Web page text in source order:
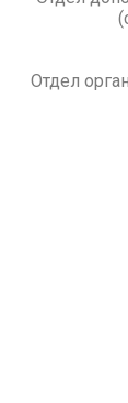
Отдел